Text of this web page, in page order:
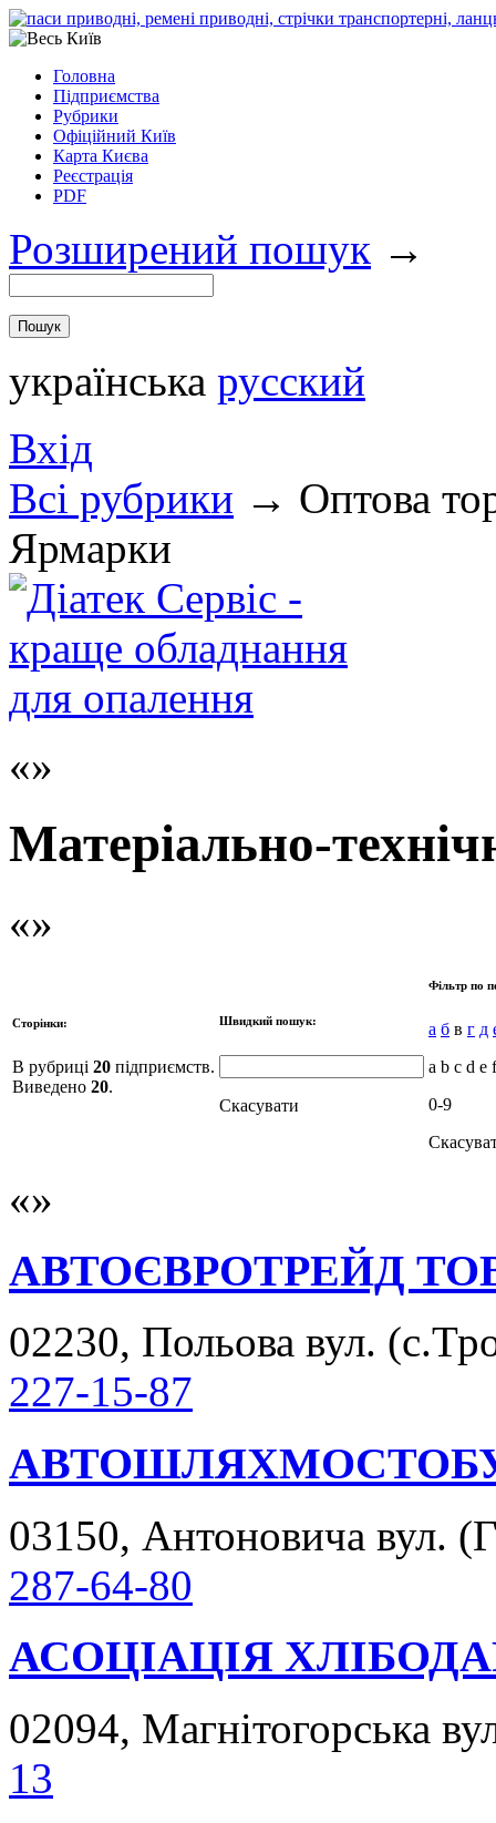
Головна
Підприємства
Рубрики
Офіційний Київ
Карта Києва
Реєстрація
PDF
Розширений пошук →
українська русский
Вхід
Всi рубрики → Оптова
Ярмарки
Матеріально-
Сторінки:
В рубриці 20 підприємств.
Виведено 20.
Швидкий пошук:
Скасувати
Фільтр по
а б в г д
a b c d e
0-9
АВТОЄВРОТРЕЙД
02230, Польова вул.
227-15-87
03150, Антоновича вул.
287-64-80
АСОЦІАЦІЯ
02094, Магнітогорська
13